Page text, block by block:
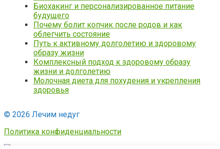
Биохакинг и персонализированное питание
будущего
Почему болит копчик после родов и как
облегчить состояние
Путь к активному долголетию и здоровому
образу жизни
Комплексный подход к здоровому образу
жизни и долголетию
Молочная диета для похудения и укрепления
здоровья
© 2026 Лечим недуг
Политика конфиденциальности